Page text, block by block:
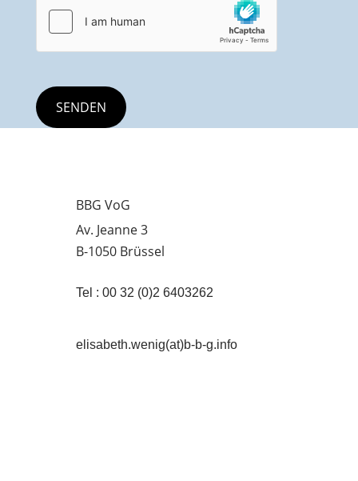
BBG VoG
Av. Jeanne 3
B-1050 Brüssel
Tel : 00 32 (0)2 6403262
elisabeth.wenig(at)b-b-g.info